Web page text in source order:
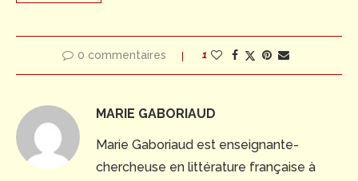
0 commentaires 1
MARIE GABORIAUD
Marie Gaboriaud est enseignante-
chercheuse en littérature française à